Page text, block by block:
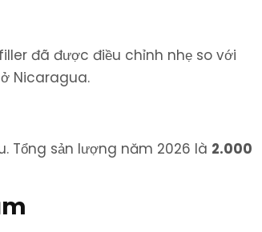
đã được điều chỉnh nhẹ so với
Nicaragua.
Tổng sản lượng năm 2026 là 2.000